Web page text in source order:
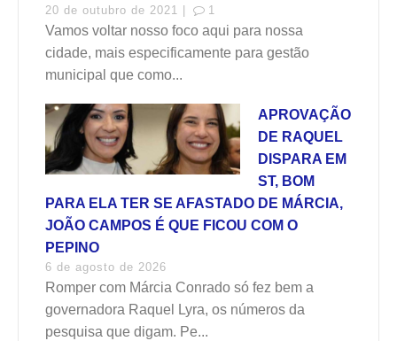
20 de outubro de 2021 | 1
Vamos voltar nosso foco aqui para nossa
cidade, mais especificamente para gestão
municipal que como...
APROVAÇÃO
DE RAQUEL
DISPARA EM
ST, BOM
PARA ELA TER SE AFASTADO DE MÁRCIA,
JOÃO CAMPOS É QUE FICOU COM O
PEPINO
6 de agosto de 2026
Romper com Márcia Conrado só fez bem a
governadora Raquel Lyra, os números da
pesquisa que digam. Pe...